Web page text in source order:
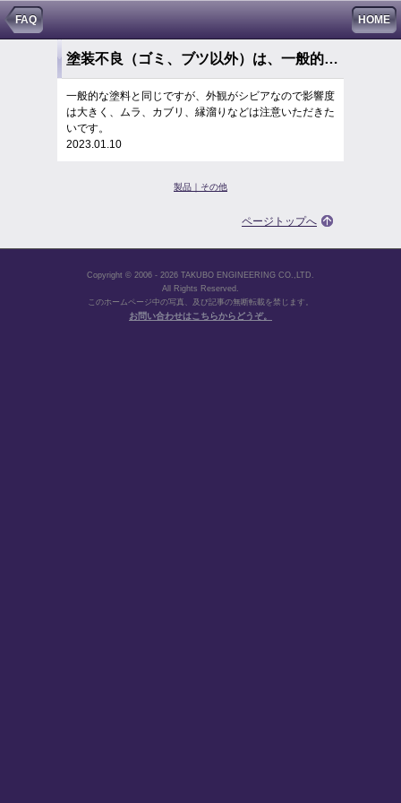
HOME
FAQ
塗装不良（ゴミ、ブツ以外）は、一般的な塗料と同じですか？（ムラなど）
一般的な塗料と同じですが、外観がシビアなので影響度
は大きく、ムラ、カブリ、縁溜りなどは注意いただきた
いです。
2023.01.10
製品｜その他
ページトップへ
Copyright © 2006 - 2026 TAKUBO ENGINEERING CO.,LTD.
All Rights Reserved.
このホームページ中の写真、及び記事の無断転載を禁じます。
お問い合わせはこちらからどうぞ。